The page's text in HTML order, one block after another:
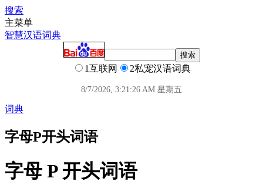
搜索
主菜单
智慧汉语词典
1互联网 2私宠汉语词典
8/7/2026, 3:21:26 AM 星期五
词典
字母P开头词语
字母 P 开头词语